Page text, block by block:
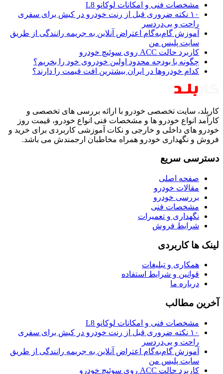
مشخصات فنی و امکانات لوکانو L8
۱۰ نکته ضروری قبل از رنت خودرو در کیش برای سفری
راحت و بی‌دردسر
آموزش گام‌به‌گام اعتراض آنلاین به جریمه رانندگی از طریق
سایت پلیس من
کاربرد حالت ACC روی سوئیچ خودرو
چگونه با بودجه محدود اولین خودروی خود را بخریم؟
کدام خودروها در ایران بیشترین افت قیمت را دارند؟
کاربلد، سایت تخصصی خودرو با ارائه بررسی های تخصصی و
کارآمد انواع خودرو ها و مشخصات فنی انواع خودرو، قیمت روز
خودرو های داخلی و خارجی و نکات آموزشی کاربردی برای خرید و
فروش و نگهداری خودرو همراه مخاطبان ارجمندش می باشد.
دسترسی سریع
صفحه اصلی
مقالات خودرو
بررسی خودرو
مشخصات فنی
نگهداری و تعمیرات
شرایط فروش
لینک ها کاربردی
همکاری و تبلیغات
قوانین و شرایط استفاده
درباره ما
آخرین مطالب
مشخصات فنی و امکانات لوکانو L8
۱۰ نکته ضروری قبل از رنت خودرو در کیش برای سفری
راحت و بی‌دردسر
آموزش گام‌به‌گام اعتراض آنلاین به جریمه رانندگی از طریق
سایت پلیس من
کاربرد حالت ACC روی سوئیچ خودرو